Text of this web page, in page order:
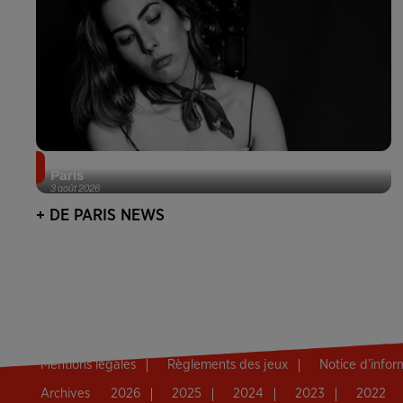
3 août 2026
Paris
+ DE PARIS NEWS
Mentions légales Règlements des jeux Notice
Archives 2026 2025 2024 2023 2022